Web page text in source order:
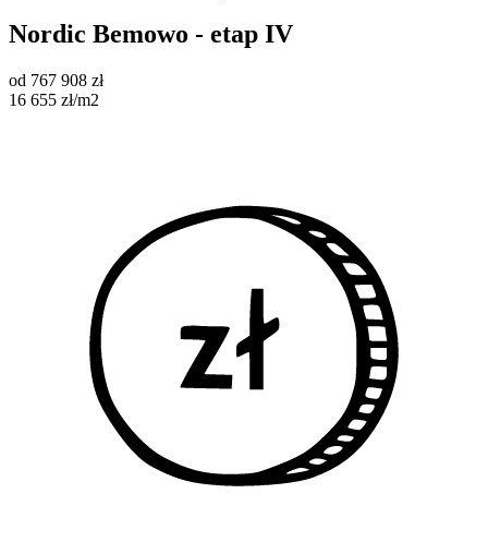
Nordic Bemowo - etap IV
od 767 908 zł
16 655 zł/m2